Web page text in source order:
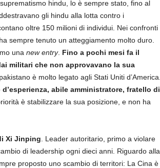
hindu, lo è sempre stato, fino al
gli hindu alla lotta contro i
oltre 150 milioni di individui. Nei confronti
sempre tenuto un atteggiamento molto duro.
una new entry. Fino a pochi mesi fa il
militari che non approvavano la sua
è molto legato agli Stati Uniti d’America.
abile amministratore, fratello di
è stabilizzare la sua posizione, e non ha
Xi Jinping . Leader autoritario, primo a violare
di leadership ogni dieci anni. Riguardo alla
proposto uno scambio di territori: La Cina è